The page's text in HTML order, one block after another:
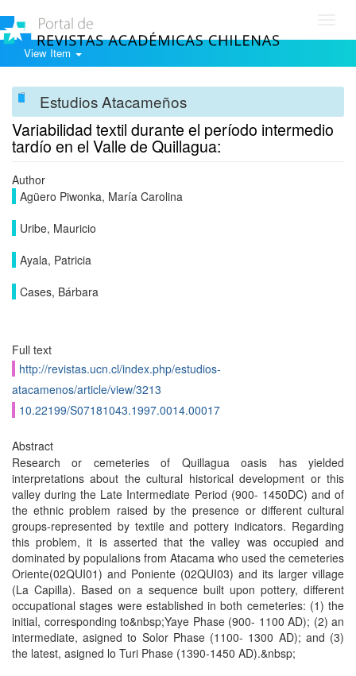
View Item
Estudios Atacameños
Variabilidad textil durante el período intermedio
tardío en el Valle de Quillagua:
Author
Agüero Piwonka, María Carolina
Uribe, Mauricio
Ayala, Patricia
Cases, Bárbara
Full text
http://revistas.ucn.cl/index.php/estudios-
atacamenos/article/view/3213
10.22199/S07181043.1997.0014.00017
Abstract
Research or cemeteries of Quillagua oasis has yielded
interpretations about the cultural historical development or this
valley during the Late Intermediate Period (900- 1450DC) and of
the ethnic problem raised by the presence or different cultural
groups-represented by textile and pottery indicators. Regarding
this problem, it is asserted that the valley was occupied and
dominated by populalions from Atacama who used the cemeteries
Oriente(02QUI01) and Poniente (02QUI03) and its larger village
(La Capilla). Based on a sequence built upon pottery, different
occupational stages were established in both cemeteries: (1) the
initial, corresponding to&nbsp;Yaye Phase (900- 1100 AD); (2) an
intermediate, asigned to Solor Phase (1100- 1300 AD); and (3)
the latest, asigned lo Turi Phase (1390-1450 AD).&nbsp;